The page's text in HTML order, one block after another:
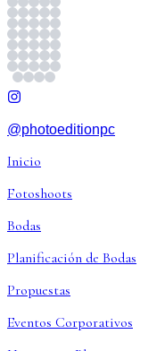
@photoeditionpc
Inicio
Fotoshoots
Bodas
Planificación de Bodas
Propuestas
Eventos Corporativos